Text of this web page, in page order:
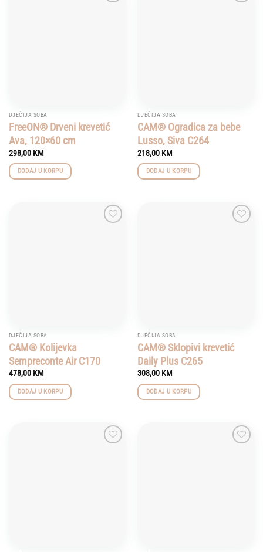
DJEČIJA SOBA
FreeON® Drveni krevetić
Ava, 120×60 cm
298,00 KM
DODAJ U KORPU
DJEČIJA SOBA
CAM® Ogradica za bebe
Lusso, Siva C264
218,00 KM
DODAJ U KORPU
DJEČIJA SOBA
CAM® Kolijevka
Sempreconte Air C170
478,00 KM
DODAJ U KORPU
DJEČIJA SOBA
CAM® Sklopivi krevetić
Daily Plus C265
308,00 KM
DODAJ U KORPU